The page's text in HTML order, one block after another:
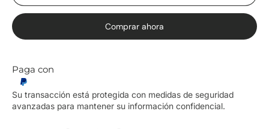
Comprar ahora
Paga con
Su transacción está protegida con medidas de seguridad
avanzadas para mantener su información confidencial.